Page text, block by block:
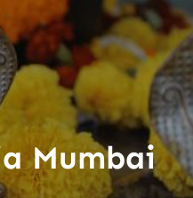
Mumbai